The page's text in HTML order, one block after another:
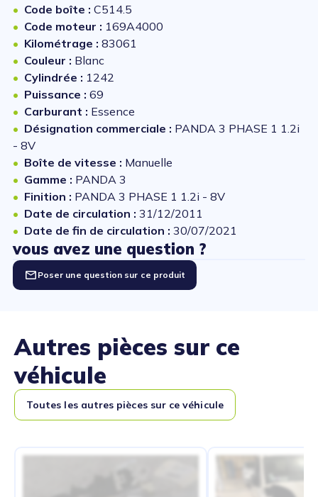
Code boîte : C514.5
Code moteur : 169A4000
Kilométrage : 83061
Couleur : Blanc
Cylindrée : 1242
Puissance : 69
Carburant : Essence
Désignation commerciale : PANDA 3 PHASE 1 1.2i
- 8V
Boîte de vitesse : Manuelle
Gamme : PANDA 3
Finition : PANDA 3 PHASE 1 1.2i - 8V
Date de circulation : 31/12/2011
Date de fin de circulation : 30/07/2021
vous avez une question ?
Poser une question sur ce produit
Autres pièces sur ce
véhicule
Toutes les autres pièces sur ce véhicule